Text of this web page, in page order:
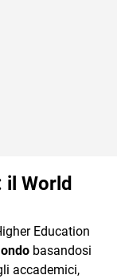
World
Education
basandosi
accademici,